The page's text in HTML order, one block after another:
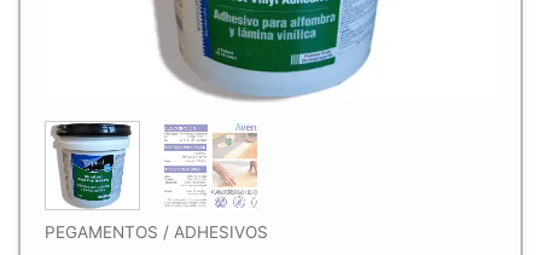
PEGAMENTOS / ADHESIVOS